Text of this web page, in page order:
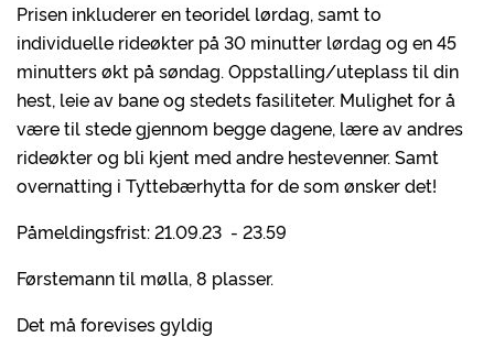
Prisen inkluderer en teoridel lørdag, samt to
individuelle rideøkter på 30 minutter lørdag og en 45
minutters økt på søndag. Oppstalling/uteplass til din
hest, leie av bane og stedets fasiliteter. Mulighet for å
være til stede gjennom begge dagene, lære av andres
rideøkter og bli kjent med andre hestevenner. Samt
overnatting i Tyttebærhytta for de som ønsker det!
Påmeldingsfrist: 21.09.23 - 23.59
Førstemann til mølla, 8 plasser.
Det må forevises gyldig